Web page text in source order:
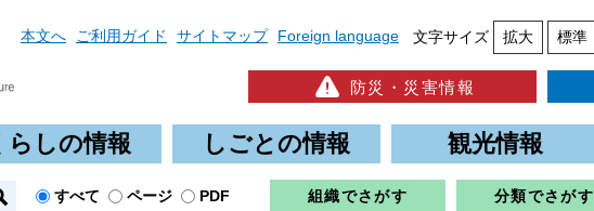
本文へ ご利用ガイド サイトマップ Foreign language 文字サイズ 拡大 標準
防災・災害情報
らしの情報 しごとの情報 観光情報
すべて ページ PDF 組織でさがす 分類でさがす